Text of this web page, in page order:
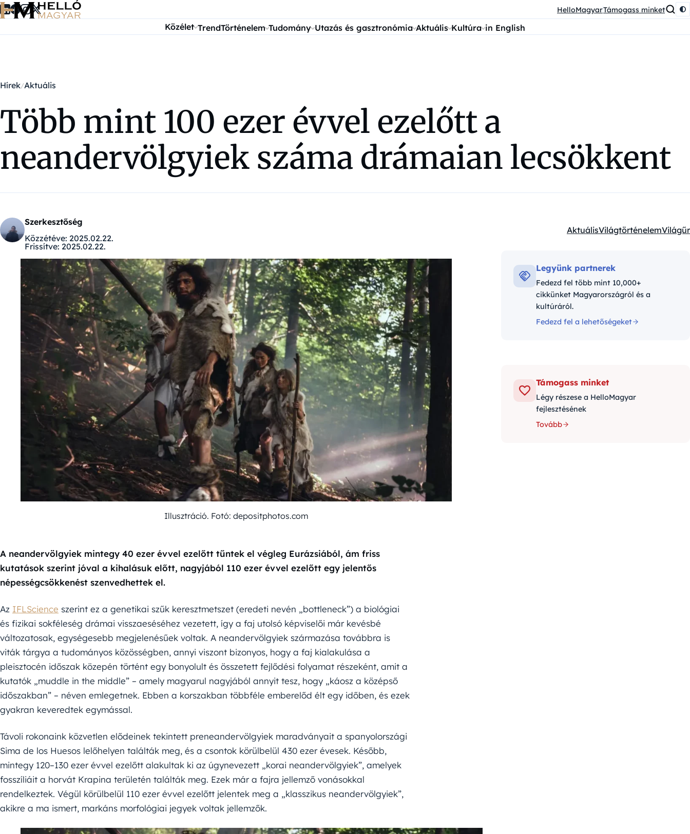
Ugrás a tartalomra HelloMagyarTámogass minket
Közélet TrendTörténelem Tudomány Utazás és gasztronómia Aktuális Kultúra in English
Hírek Aktuális
Több mint 100 ezer évvel ezelőtt a
neandervölgyiek száma drámaian lecsökkent
Szerkesztőség
Közzétéve: 2025.02.22.
Frissítve: 2025.02.22.
Kategóriák:
AktuálisVilágtörténelemVilágűr
Illusztráció. Fotó: depositphotos.com
A neandervölgyiek mintegy 40 ezer évvel ezelőtt tűntek el végleg Eurázsiából, ám friss
kutatások szerint jóval a kihalásuk előtt, nagyjából 110 ezer évvel ezelőtt egy jelentős
népességcsökkenést szenvedhettek el.
Az IFLScience szerint ez a genetikai szűk keresztmetszet (eredeti nevén „bottleneck”) a biológiai
és fizikai sokféleség drámai visszaeséséhez vezetett, így a faj utolsó képviselői már kevésbé
változatosak, egységesebb megjelenésűek voltak. A neandervölgyiek származása továbbra is
viták tárgya a tudományos közösségben, annyi viszont bizonyos, hogy a faj kialakulása a
pleisztocén időszak közepén történt egy bonyolult és összetett fejlődési folyamat részeként, amit a
kutatók „muddle in the middle” – amely magyarul nagyjából annyit tesz, hogy „káosz a középső
időszakban” – néven emlegetnek. Ebben a korszakban többféle emberelőd élt egy időben, és ezek
gyakran keveredtek egymással.
Távoli rokonaink közvetlen elődeinek tekintett preneandervölgyiek maradványait a spanyolországi
Sima de los Huesos lelőhelyen találták meg, és a csontok körülbelül 430 ezer évesek. Később,
mintegy 120–130 ezer évvel ezelőtt alakultak ki az úgynevezett „korai neandervölgyiek”, amelyek
fosszíliáit a horvát Krapina területén találták meg. Ezek már a fajra jellemző vonásokkal
rendelkeztek. Végül körülbelül 110 ezer évvel ezelőtt jelentek meg a „klasszikus neandervölgyiek”,
akikre a ma ismert, markáns morfológiai jegyek voltak jellemzők.
Legyünk partnerek
Fedezd fel több mint 10,000+
cikkünket Magyarországról és a
kultúráról.
Fedezd fel a lehetőségeket
Támogass minket
Légy részese a HelloMagyar
fejlesztésének
Tovább